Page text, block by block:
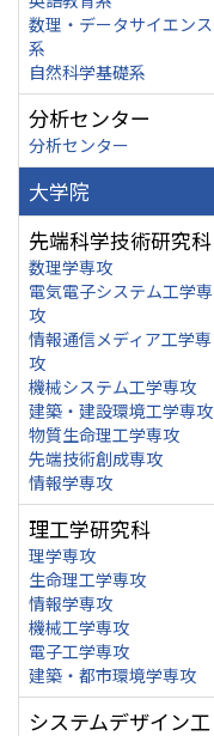
数理・データサイエンス
系
自然科学基礎系
分析センター
分析センター
大学院
先端科学技術研究科
数理学専攻
電気電子システム工学専
攻
情報通信メディア工学専
攻
機械システム工学専攻
建築・建設環境工学専攻
物質生命理工学専攻
先端技術創成専攻
情報学専攻
理工学研究科
理学専攻
生命理工学専攻
情報学専攻
機械工学専攻
電子工学専攻
建築・都市環境学専攻
システムデザイン工